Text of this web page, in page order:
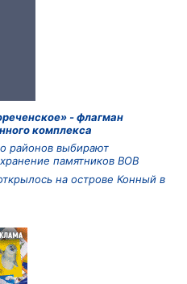
- флагман
комплекса
районов выбирают
памятников ВОВ
на острове Конный в